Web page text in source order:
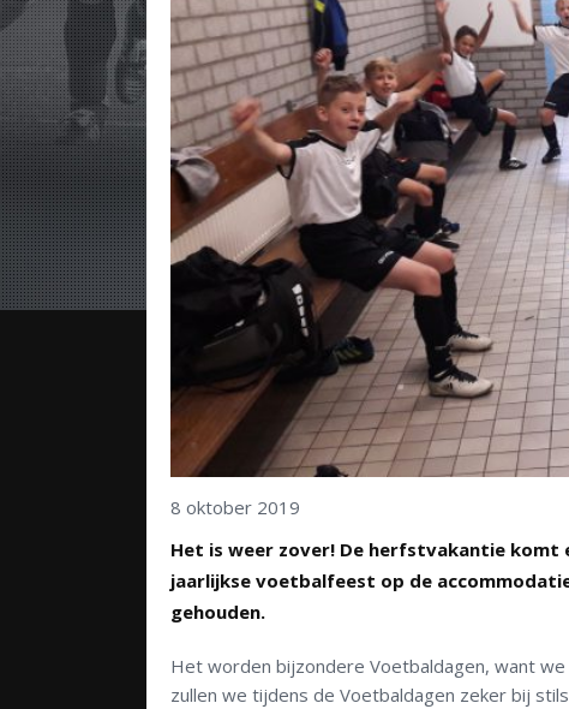
8 oktober 2019
Het is weer zover! De herfstvakantie komt
jaarlijkse voetbalfeest op de
gehouden.
Het worden bijzondere Voetbaldagen, want
zullen we tijdens de Voetbaldagen zeker bij